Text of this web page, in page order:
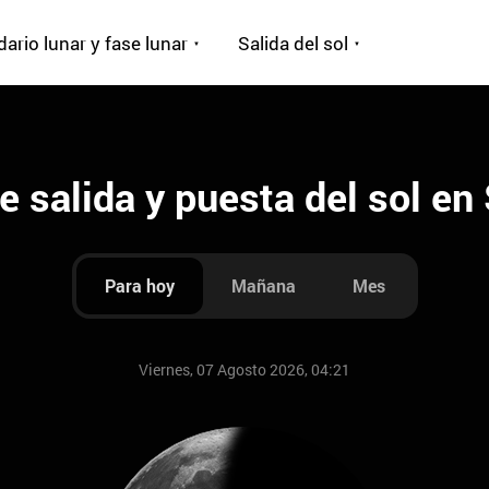
lunar y fase lunar Salida del sol
salida y puesta del sol en
Para hoy Mañana Mes
Viernes, 07 Agosto 2026, 04:21